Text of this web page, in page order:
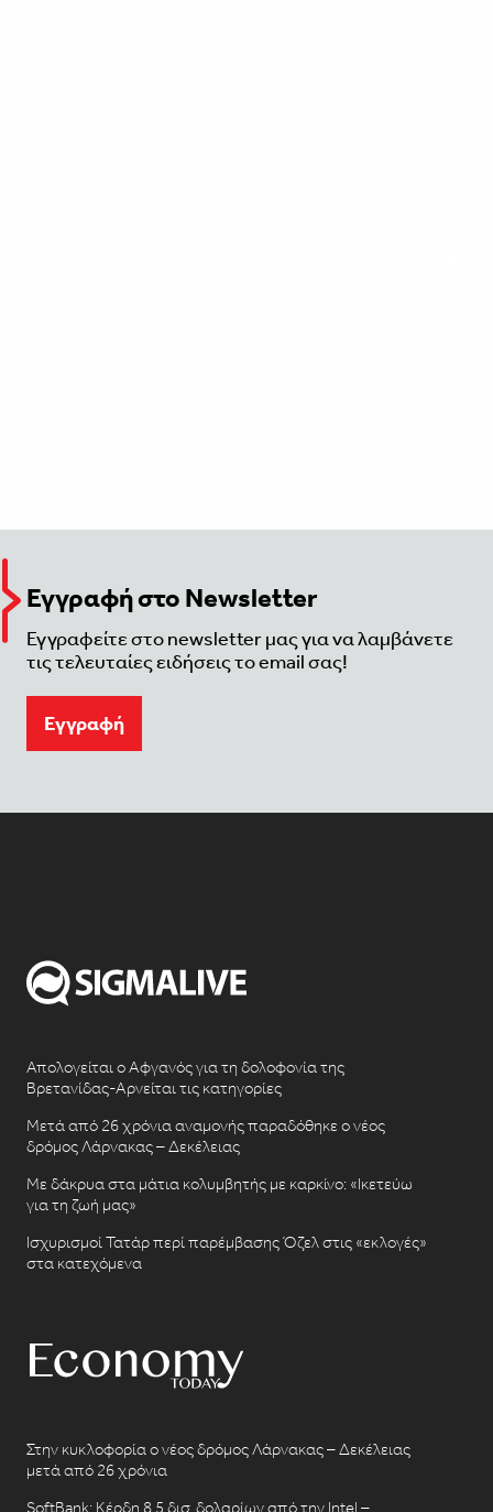
Εγγραφή στο Newsletter
Εγγραφείτε στο newsletter μας για να λαμβάνετε
τις τελευταίες ειδήσεις το email σας!
Eγγραφή
Απολογείται ο Αφγανός για τη δολοφονία της
Βρετανίδας-Αρνείται τις κατηγορίες
Μετά από 26 χρόνια αναμονής παραδόθηκε ο νέος
δρόμος Λάρνακας – Δεκέλειας
Με δάκρυα στα μάτια κολυμβητής με καρκίνο: «Ικετεύω
για τη ζωή μας»
Ισχυρισμοί Τατάρ περί παρέμβασης Όζελ στις «εκλογές»
στα κατεχόμενα
Στην κυκλοφορία ο νέος δρόμος Λάρνακας – Δεκέλειας
μετά από 26 χρόνια
SoftBank: Κέρδη 8,5 δισ. δολαρίων από την Intel –